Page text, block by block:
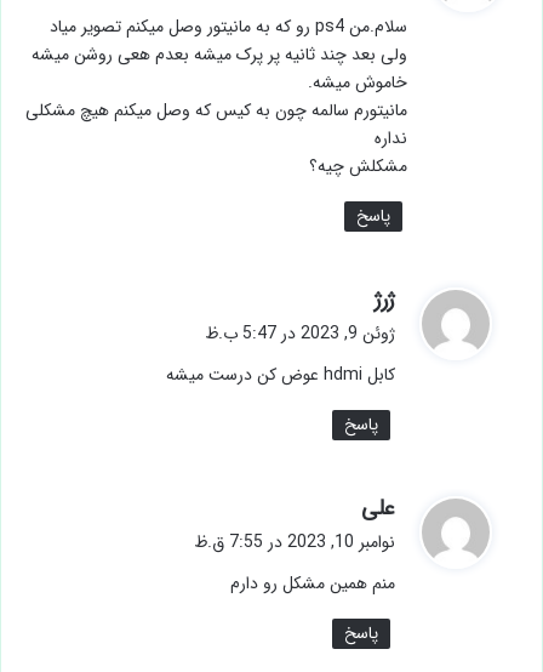
:
سلام.من ps4 رو که به مانیتور وصل میکنم تصویر میاد
ولی بعد چند ثانیه پر پرک میشه بعدم هعی روشن میشه
خاموش میشه.
مانیتورم سالمه چون به کیس که وصل میکنم هیچ مشکلی
نداره
مشکلش چیه؟
پاسخ
ژرژگ
:
ژوئن 9, 2023 در 5:47 ب.ظ
کابل hdmi عوض کن درست میشه
پاسخ
علی
:
نوامبر 10, 2023 در 7:55 ق.ظ
منم همین مشکل رو دارم
پاسخ